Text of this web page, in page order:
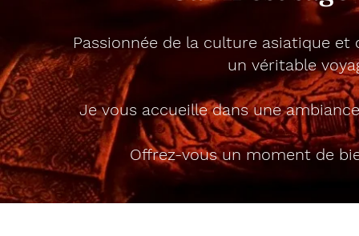
Passionnée de la culture asiatique et
un véritable
Je vous accueille dans une
Offrez-vous un moment de